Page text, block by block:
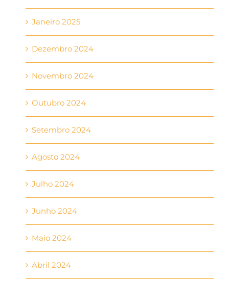
Janeiro 2025
Dezembro 2024
Novembro 2024
Outubro 2024
Setembro 2024
Agosto 2024
Julho 2024
Junho 2024
Maio 2024
Abril 2024